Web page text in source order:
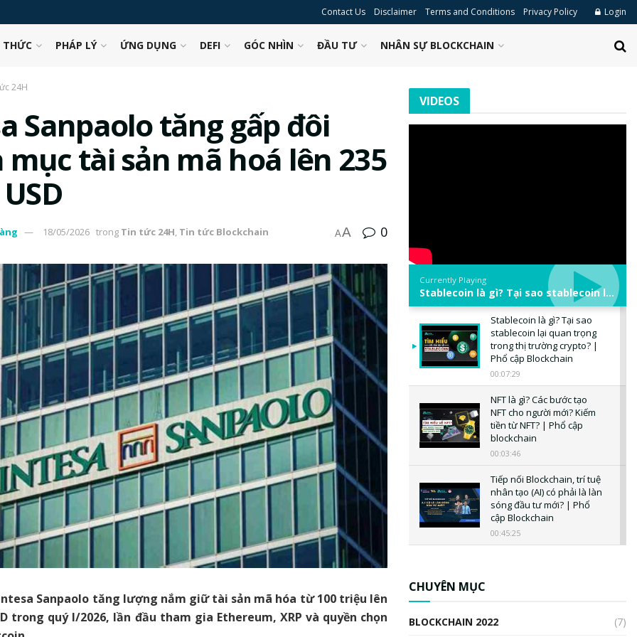
Contact Us Disclaimer Terms and Conditions Privacy Policy Login
THỨC PHÁP LÝ ỨNG DỤNG DEFI GÓC NHÌN ĐẦU TƯ NHÂN SỰ BLOCKCHAIN
24H
Sanpaolo tăng gấp đôi
tài sản mã hoá lên 235
18/05/2026 trong Tin tức 24H, Tin tức Blockchain AA 0
Sanpaolo tăng lượng nắm giữ tài sản mã hóa từ 100 triệu lên
trong quý I/2026, lần đầu tham gia Ethereum, XRP và quyền chọn
VIDEOS
Currently Playing
Stablecoin là gì? Tại sao stablecoin lại quan trọng trong thị trường crypto? | Phổ cập Blockchain
Stablecoin là gì? Tại sao
stablecoin lại quan trọng
trong thị trường crypto? |
Phổ cập Blockchain
00:07:29
NFT là gì? Các bước tạo
NFT cho người mới? Kiếm
tiền từ NFT? | Phổ cập
blockchain
00:03:46
Tiếp nối Blockchain, trí tuệ
nhân tạo (AI) có phải là làn
sóng đầu tư mới? | Phổ
cập Blockchain
00:45:25
CHUYÊN MỤC
BLOCKCHAIN 2022 (7)